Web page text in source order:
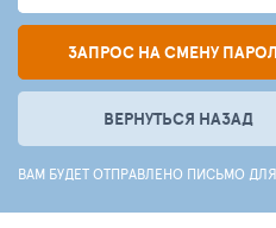
ЗАПРОС НА СМЕНУ
ВЕРНУТЬСЯ НАЗАД
ВАМ БУДЕТ ОТПРАВЛЕНО ПИСЬМО